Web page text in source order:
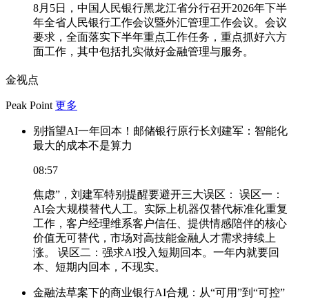
8月5日，中国人民银行黑龙江省分行召开2026年下半
年全省人民银行工作会议暨外汇管理工作会议。会议
要求，全面落实下半年重点工作任务，重点抓好六方
面工作，其中包括扎实做好金融管理与服务。
金视点
Peak Point 更多
别指望AI一年回本！邮储银行原行长刘建军：智能化
最大的成本不是算力
08:57
焦虑”，刘建军特别提醒要避开三大误区： 误区一：
AI会大规模替代人工。实际上机器仅替代标准化重复
工作，客户经理维系客户信任、提供情感陪伴的核心
价值无可替代，市场对高技能金融人才需求持续上
涨。 误区二：强求AI投入短期回本。一年内就要回
本、短期内回本，不现实。
金融法草案下的商业银行AI合规：从“可用”到“可控”